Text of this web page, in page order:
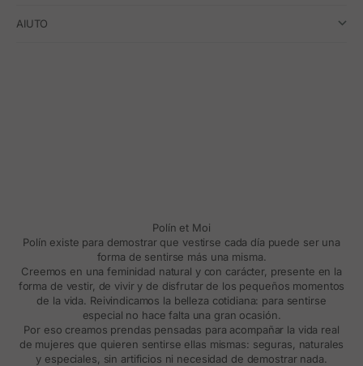
AIUTO
Polín et Moi
Polín existe para demostrar que vestirse cada día puede ser una
forma de sentirse más una misma.
Creemos en una feminidad natural y con carácter, presente en la
forma de vestir, de vivir y de disfrutar de los pequeños momentos
de la vida. Reivindicamos la belleza cotidiana: para sentirse
especial no hace falta una gran ocasión.
Por eso creamos prendas pensadas para acompañar la vida real
de mujeres que quieren sentirse ellas mismas: seguras, naturales
y especiales, sin artificios ni necesidad de demostrar nada.